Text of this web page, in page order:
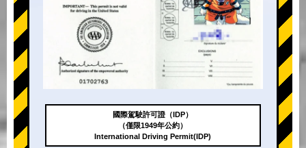
國際駕駛許可證（IDP）
（僅限1949年公約）
International Driving Permit(IDP)